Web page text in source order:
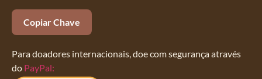
Copiar Chave
Para doadores internacionais, doe com segurança através
do PayPal: